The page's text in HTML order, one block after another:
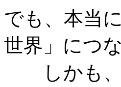
でも、本当
世界」につ
しかも、